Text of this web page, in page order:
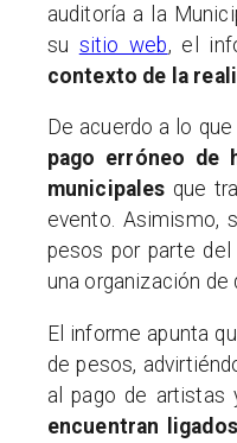
auditoría a la
su sitio web, el
contexto de la
De acuerdo a lo
pago erróneo de
municipales que
evento. Asimismo,
pesos por parte
una organización de
El informe apunta
de pesos,
al pago de artistas
encuentran